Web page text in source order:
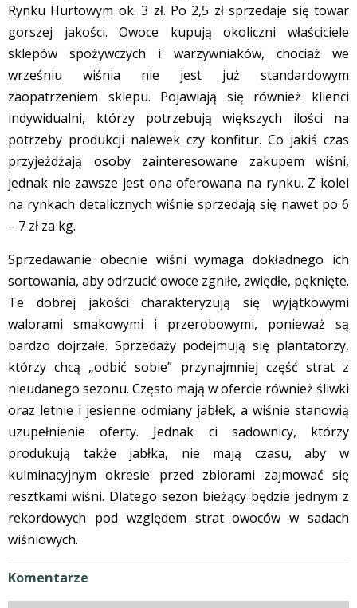
Rynku Hurtowym ok. 3 zł. Po 2,5 zł sprzedaje się towar
gorszej jakości. Owoce kupują okoliczni właściciele
sklepów spożywczych i warzywniaków, chociaż we
wrześniu wiśnia nie jest już standardowym
zaopatrzeniem sklepu. Pojawiają się również klienci
indywidualni, którzy potrzebują większych ilości na
potrzeby produkcji nalewek czy konfitur. Co jakiś czas
przyjeżdżają osoby zainteresowane zakupem wiśni,
jednak nie zawsze jest ona oferowana na rynku. Z kolei
na rynkach detalicznych wiśnie sprzedają się nawet po 6
– 7 zł za kg.
Sprzedawanie obecnie wiśni wymaga dokładnego ich
sortowania, aby odrzucić owoce zgniłe, zwiędłe, pęknięte.
Te dobrej jakości charakteryzują się wyjątkowymi
walorami smakowymi i przerobowymi, ponieważ są
bardzo dojrzałe. Sprzedaży podejmują się plantatorzy,
którzy chcą „odbić sobie” przynajmniej część strat z
nieudanego sezonu. Często mają w ofercie również śliwki
oraz letnie i jesienne odmiany jabłek, a wiśnie stanowią
uzupełnienie oferty. Jednak ci sadownicy, którzy
produkują także jabłka, nie mają czasu, aby w
kulminacyjnym okresie przed zbiorami zajmować się
resztkami wiśni. Dlatego sezon bieżący będzie jednym z
rekordowych pod względem strat owoców w sadach
wiśniowych.
Komentarze